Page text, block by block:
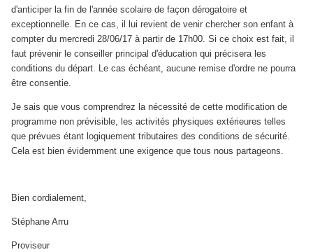
d'anticiper la fin de l'année scolaire de façon dérogatoire et
exceptionnelle. En ce cas, il lui revient de venir chercher son enfant à
compter du mercredi 28/06/17 à partir de 17h00. Si ce choix est fait, il
faut prévenir le conseiller principal d'éducation qui précisera les
conditions du départ. Le cas échéant, aucune remise d'ordre ne pourra
être consentie.
Je sais que vous comprendrez la nécessité de cette modification de
programme non prévisible, les activités physiques extérieures telles
que prévues étant logiquement tributaires des conditions de sécurité.
Cela est bien évidemment une exigence que tous nous partageons.
Bien cordialement,
Stéphane Arru
Proviseur